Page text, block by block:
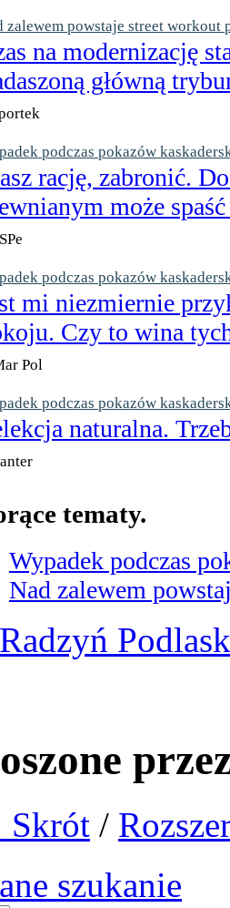
zalewem powstaje street workout
na modernizację
główną
podczas pokazów
rację, zabronić.
może
podczas pokazów
mi niezmiernie
Czy to wina
Pol
podczas pokazów
naturalna.
tematy.
Wypadek podczas
Nad zalewem
Skrót /
szukanie